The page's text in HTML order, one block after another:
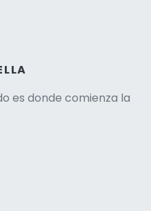
es donde comienza la